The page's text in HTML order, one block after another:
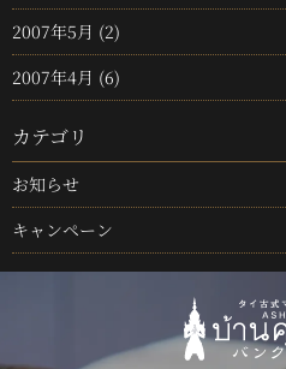
2007年5月 (2)
2007年4月 (6)
カテゴリ
お知らせ
キャンペーン